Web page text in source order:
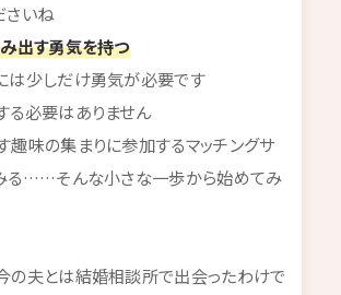
さいね
出す勇気を持つ
は少しだけ勇気が必要です
る必要はありません
趣味の集まりに参加するマッチングサ
る……そんな小さな一歩から始めてみ
の夫とは結婚相談所で出会ったわけで